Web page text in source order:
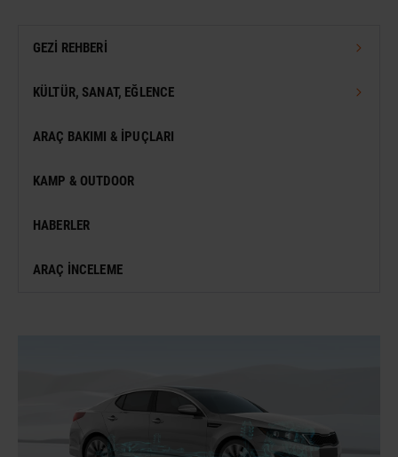
GEZI REHBERI
TÜRKIYE GEZI REHBERI
KÜLTÜR, SANAT, EĞLENCE
FESTIVAL
ANTIK KENT & ALANLAR
ARAÇ BAKIMI & İPUÇLARI
KAMP & OUTDOOR
HABERLER
ARAÇ İNCELEME